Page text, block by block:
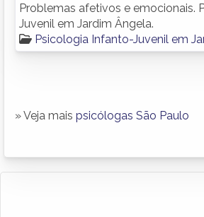
Problemas afetivos e emocionais.
Juvenil em Jardim Ângela.
Psicologia Infanto-Juvenil em
» Veja mais psicólogas São Paulo